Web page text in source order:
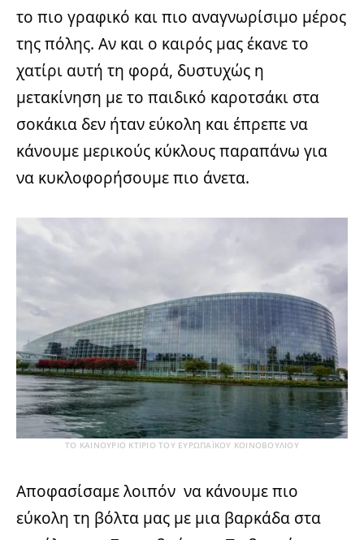
το πιο γραφικό και πιο αναγνωρίσιμο μέρος
της πόλης. Αν και ο καιρός μας έκανε το
χατίρι αυτή τη φορά, δυστυχώς η
μετακίνηση με το παιδικό καροτσάκι στα
σοκάκια δεν ήταν εύκολη και έπρεπε να
κάνουμε μερικούς κύκλους παραπάνω για
να κυκλοφορήσουμε πιο άνετα.
ΤΟ ΚΑΙΝΟΎΡΙΟ ΚΤΊΡΙΟ ΤΟΥ ΕΥΡΩΠΑΪΚΟΎ ΚΟΙΝΟΒΟΥΛΊΟΥ
Αποφασίσαμε λοιπόν να κάνουμε πιο
εύκολη τη βόλτα μας με μια βαρκάδα στα